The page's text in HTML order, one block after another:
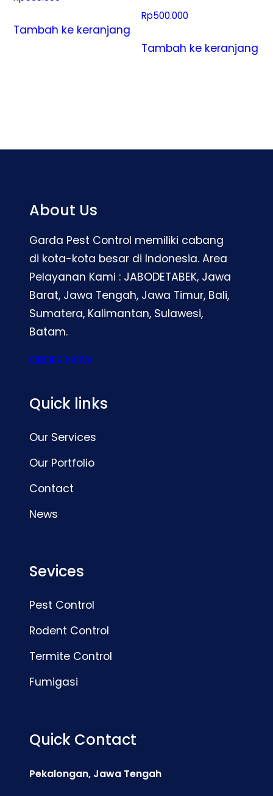
Tambah ke keranjang
Rp500.000
Tambah ke keranjang
About Us
Garda Pest Control memiliki cabang
di kota-kota besar di Indonesia. Area
Pelayanan Kami : JABODETABEK, Jawa
Barat, Jawa Tengah, Jawa Timur, Bali,
Sumatera, Kalimantan, Sulawesi,
Batam.
ORDER NOW
Quick links
Our Services
Our Portfolio
Contact
News
Sevices
Pest Control
Rodent Control
Termite Control
Fumigasi
Quick Contact
Pekalongan, Jawa Tengah